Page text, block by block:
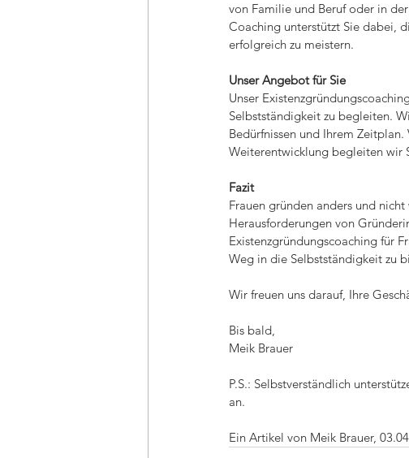
von Familie und Beruf oder in
Coaching unterstützt Sie dabei,
erfolgreich zu meistern.
Unser Angebot für Sie
Unser
Selbstständigkeit zu begleiten.
Bedürfnissen und Ihrem
Weiterentwicklung begleiten wir
Fazit
Frauen gründen anders und
Herausforderungen von
Existenzgründungscoaching für
Weg in die Selbstständigkeit zu
Wir freuen uns darauf, Ihre
Bis bald,
Meik Brauer
P.S.: Selbstverständlich
an.
Ein Artikel von Meik Brauer,